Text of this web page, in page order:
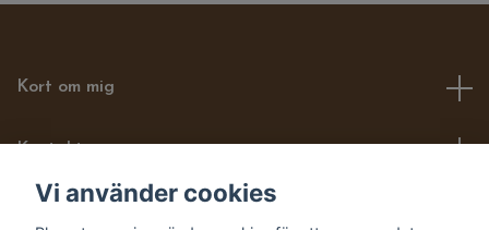
Kort om mig
Kontakt
Vi använder cookies